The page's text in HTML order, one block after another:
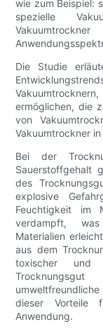
wie zum Beispiel:
spezielle
Die Studie
ermöglichen, die
von
Vakuumtrockner
Bei der
Sauerstoffgehalt
des
explosive
Feuchtigkeit im
verdampft,
Materialien
aus dem
toxischer und
dieser Vorteile
Anwendung.